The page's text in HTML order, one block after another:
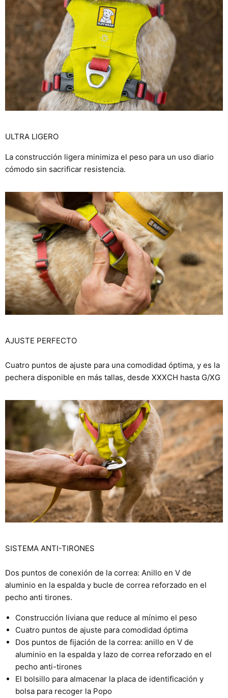
ULTRA LIGERO
La construcción ligera minimiza el peso para un uso diario
cómodo sin sacrificar resistencia.
AJUSTE PERFECTO
Cuatro puntos de ajuste para una comodidad óptima, y es la
pechera disponible en más tallas, desde XXXCH hasta G/XG
SISTEMA ANTI-TIRONES
Dos puntos de conexión de la correa: Anillo en V de
aluminio en la espalda y bucle de correa reforzado en el
pecho anti tirones.
Construcción liviana que reduce al mínimo el peso
Cuatro puntos de ajuste para comodidad óptima
Dos puntos de fijación de la correa: anillo en V de
aluminio en la espalda y lazo de correa reforzado en el
pecho anti-tirones
El bolsillo para almacenar la placa de identificación y
bolsa para recoger la Popo